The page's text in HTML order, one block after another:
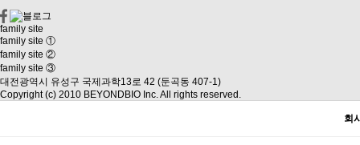
family site
family site ①
family site ②
family site ③
대전광역시 유성구 국제과학13로 42 (둔곡동 407-1)
Copyright (c) 2010 BEYONDBIO Inc. All rights reserved.
회